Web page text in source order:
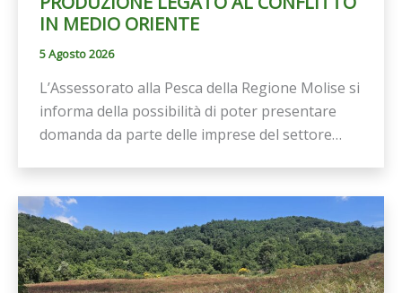
IN MEDIO ORIENTE
5 Agosto 2026
L’Assessorato alla Pesca della Regione Molise si
informa della possibilità di poter presentare
domanda da parte delle imprese del settore…